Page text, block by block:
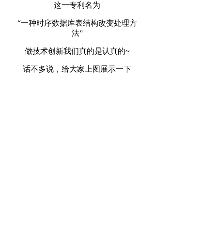
这一专利名为
“一种时序数据库表结构改变处理方
法”
做技术创新我们真的是认真的~
话不多说，给大家上图展示一下